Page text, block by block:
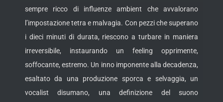
sempre ricco di influenze ambient che avvalorano
l’impostazione tetra e malvagia. Con pezzi che superano
i dieci minuti di durata, riescono a turbare in maniera
irreversibile, instaurando un feeling opprimente,
soffocante, estremo. Un inno imponente alla decadenza,
esaltato da una produzione sporca e selvaggia, un
vocalist disumano, una definizione del suono